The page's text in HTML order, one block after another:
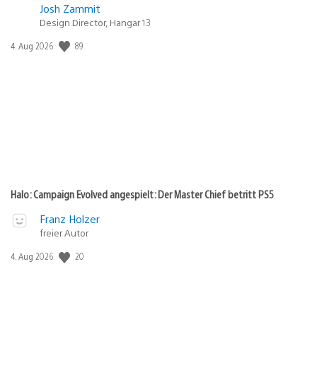
Josh Zammit
Design Director, Hangar 13
Veröffentlichungsdatum:
4. Aug 2026 89
Halo: Campaign Evolved angespielt: Der Master Chief betritt PS5
Franz Holzer
freier Autor
Veröffentlichungsdatum:
4. Aug 2026 20